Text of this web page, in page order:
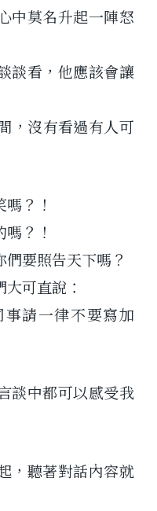
中莫名升起一陣怒
談看，他應該會讓
，沒有看過有人可
？！
？！
要照告天下嗎？
可直說：
事請一律不要寫加
談中都可以感受我
，聽著對話內容就